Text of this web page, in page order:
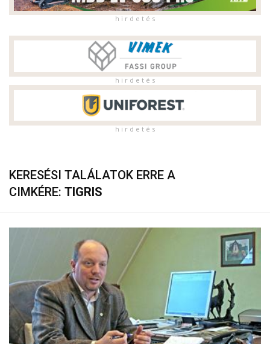
h i r d e t é s
h i r d e t é s
h i r d e t é s
KERESÉSI TALÁLATOK ERRE A
CIMKÉRE: TIGRIS